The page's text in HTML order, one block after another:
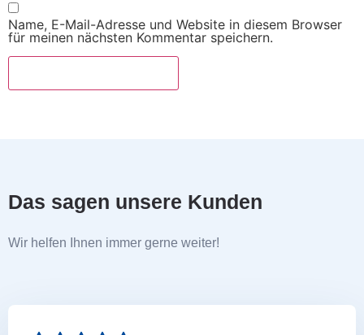
Name, E-Mail-Adresse und Website in diesem Browser
für meinen nächsten Kommentar speichern.
Das sagen unsere Kunden
Wir helfen Ihnen immer gerne weiter!